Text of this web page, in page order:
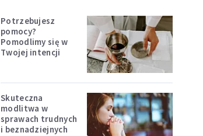
Potrzebujesz
pomocy?
Pomodlimy się w
Twojej intencji
Skuteczna
modlitwa w
sprawach trudnych
i beznadziejnych